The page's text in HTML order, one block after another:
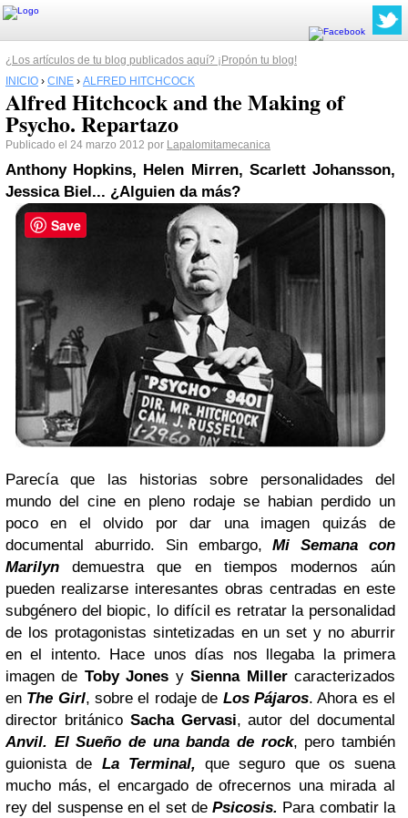
¿Los artículos de tu blog publicados aquí? ¡Propón tu blog!
INICIO › CINE › ALFRED HITCHCOCK
Alfred Hitchcock and the Making of
Psycho. Repartazo
Publicado el 24 marzo 2012 por Lapalomitamecanica
Anthony Hopkins, Helen Mirren, Scarlett Johansson,
Jessica Biel... ¿Alguien da más?
Parecía que las historias sobre personalidades del
mundo del cine en pleno rodaje se habian perdido un
poco en el olvido por dar una imagen quizás de
documental aburrido. Sin embargo,Mi Semana con
Marilyn demuestra que en tiempos modernos aún
pueden realizarse interesantes obras centradas en este
subgénero del biopic, lo difícil es retratar la personalidad
de los protagonistas sintetizadas en un set y no aburrir
en el intento. Hace unos días nos llegaba la primera
imagen de Toby Jones ySienna Millercaracterizados
en The Girl, sobre el rodaje de Los Pájaros. Ahora es el
director británico Sacha Gervasi, autor del documental
Anvil. El Sueño de una banda de rock, pero también
guionista de La Terminal, que seguro que os suena
mucho más, el encargado de ofrecernos una mirada al
rey del suspense en el set dePsicosis. Para combatir la
Save